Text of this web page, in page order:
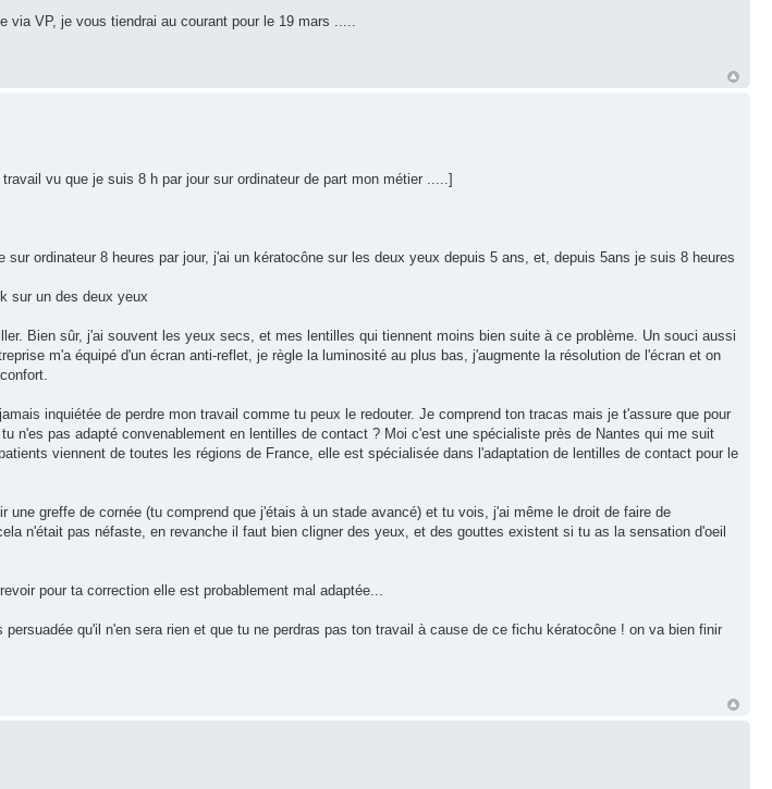
via VP, je vous tiendrai au courant pour le 19 mars .....
vu que je suis 8 h par jour sur ordinateur de part mon métier .....]
ordinateur 8 heures par jour, j'ai un kératocône sur les deux yeux depuis 5 ans, et, depuis 5ans je suis 8 heures
sur un des deux yeux
Bien sûr, j'ai souvent les yeux secs, et mes lentilles qui tiennent moins bien suite à ce problème. Un souci aussi
m'a équipé d'un écran anti-reflet, je règle la luminosité au plus bas, j'augmente la résolution de l'écran et on
inquiétée de perdre mon travail comme tu peux le redouter. Je comprend ton tracas mais je t'assure que pour
n'es pas adapté convenablement en lentilles de contact ? Moi c'est une spécialiste près de Nantes qui me suit
viennent de toutes les régions de France, elle est spécialisée dans l'adaptation de lentilles de contact pour le
une greffe de cornée (tu comprend que j'étais à un stade avancé) et tu vois, j'ai même le droit de faire de
n'était pas néfaste, en revanche il faut bien cligner des yeux, et des gouttes existent si tu as la sensation d'oeil
pour ta correction elle est probablement mal adaptée...
qu'il n'en sera rien et que tu ne perdras pas ton travail à cause de ce fichu kératocône ! on va bien finir